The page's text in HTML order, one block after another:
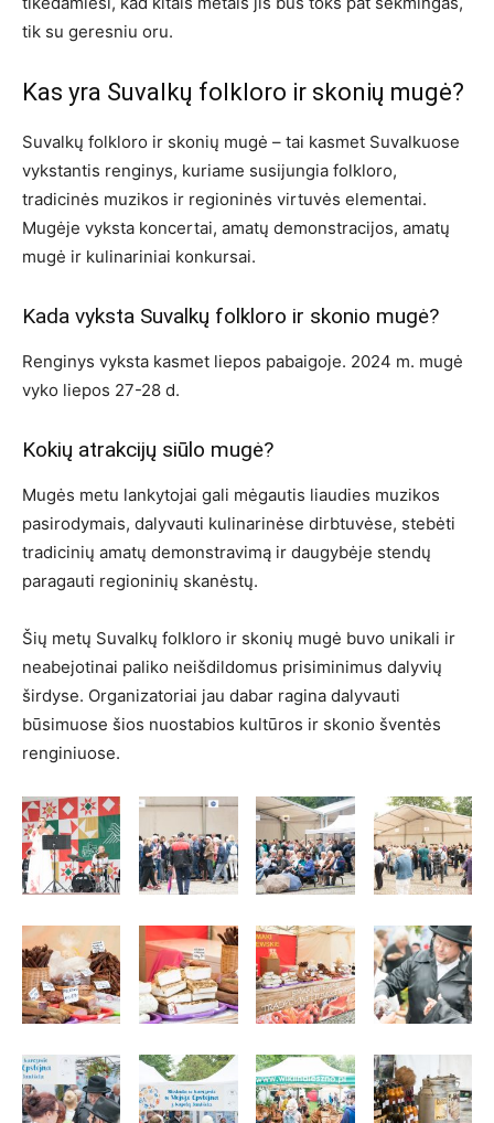
tik su geresniu oru.
Kas yra Suvalkų folkloro ir skonių mugė?
Suvalkų folkloro ir skonių mugė – tai kasmet Suvalkuose
vykstantis renginys, kuriame susijungia folkloro,
tradicinės muzikos ir regioninės virtuvės elementai.
Mugėje vyksta koncertai, amatų demonstracijos, amatų
mugė ir kulinariniai konkursai.
Kada vyksta Suvalkų folkloro ir skonio mugė?
Renginys vyksta kasmet liepos pabaigoje. 2024 m. mugė
vyko liepos 27-28 d.
Kokių atrakcijų siūlo mugė?
Mugės metu lankytojai gali mėgautis liaudies muzikos
pasirodymais, dalyvauti kulinarinėse dirbtuvėse, stebėti
tradicinių amatų demonstravimą ir daugybėje stendų
paragauti regioninių skanėstų.
Šių metų Suvalkų folkloro ir skonių mugė buvo unikali ir
neabejotinai paliko neišdildomus prisiminimus dalyvių
širdyse. Organizatoriai jau dabar ragina dalyvauti
būsimuose šios nuostabios kultūros ir skonio šventės
renginiuose.